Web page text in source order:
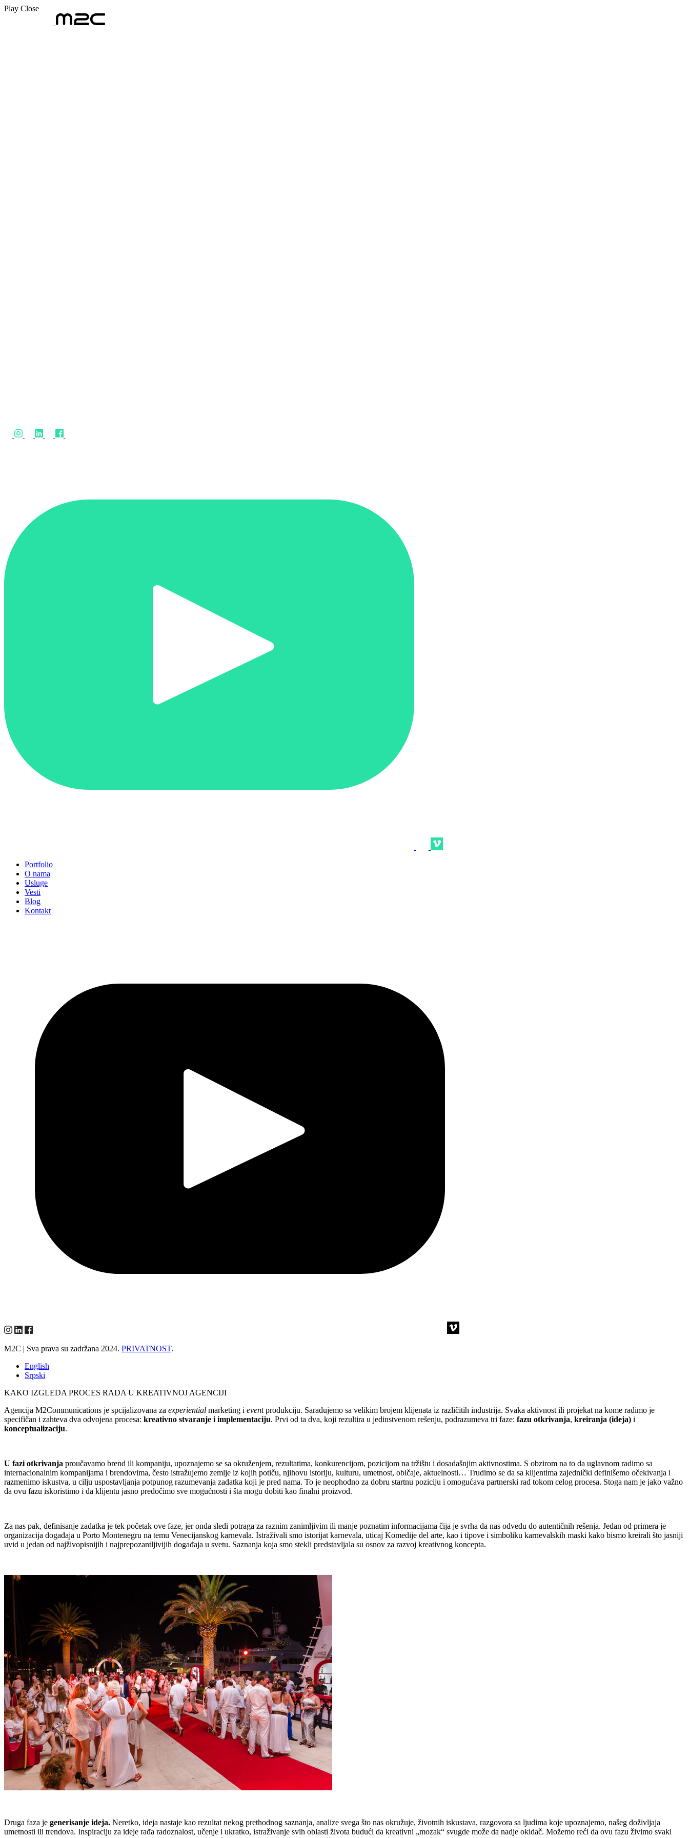
Play Close
Portfolio
O nama
Usluge
Vesti
Blog
Kontakt
M2C | Sva prava su zadržana 2024. PRIVATNOST.
English
Srpski
KAKO IZGLEDA PROCES RADA U KREATIVNOJ AGENCIJI
Agencija M2Communications je spcijalizovana za experiential marketing i eventprodukciju. Sarađujemo sa velikim brojem klijenata iz različitih industrija. Svaka aktivnost ili projekat na kome radimo je
specifičan i zahteva dva odvojena procesa: kreativno stvaranje i implementaciju. Prvi od ta dva, koji rezultira u jedinstvenom rešenju, podrazumeva tri faze: fazu otkrivanja, kreiranja (ideja) i
konceptualizaciju.
U fazi otkrivanja proučavamo brend ili kompaniju, upoznajemo se sa okruženjem, rezultatima, konkurencijom, pozicijom na tržištu i dosadašnjim aktivnostima. S obzirom na to da uglavnom radimo sa
internacionalnim kompanijama i brendovima, često istražujemo zemlje iz kojih potiču, njihovu istoriju, kulturu, umetnost, običaje, aktuelnosti… Trudimo se da sa klijentima zajednički definišemo očekivanja i
razmenimo iskustva, u cilju uspostavljanja potpunog razumevanja zadatka koji je pred nama. To je neophodno za dobru startnu poziciju i omogućava partnerski rad tokom celog procesa. Stoga nam je jako važno
da ovu fazu iskoristimo i da klijentu jasno predočimo sve mogućnosti i šta mogu dobiti kao finalni proizvod.
Za nas pak, definisanje zadatka je tek početak ove faze, jer onda sledi potraga za raznim zanimljivim ili manje poznatim informacijama čija je svrha da nas odvedu do autentičnih rešenja. Jedan od primera je
organizacija događaja u Porto Montenegru na temu Venecijanskog karnevala. Istraživali smo istorijat karnevala, uticaj Komedije del arte, kao i tipove i simboliku karnevalskih maski kako bismo kreirali što jasniji
uvid u jedan od najživopisnijih i najprepozantljivijih događaja u svetu. Saznanja koja smo stekli predstavljala su osnov za razvoj kreativnog koncepta.
Druga faza je generisanje ideja. Neretko, ideja nastaje kao rezultat nekog prethodnog saznanja, analize svega što nas okružuje, životnih iskustava, razgovora sa ljudima koje upoznajemo, našeg doživljaja
umetnosti ili trendova. Inspiraciju za ideje rađa radoznalost, učenje i ukratko, istraživanje svih oblasti života budući da kreativni „mozak“ svugde može da nadje okidač. Možemo reći da ovu fazu živimo svaki